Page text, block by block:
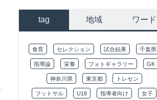
tag 地域 ワード
食育 セレクション 試合結果 千葉県
指導論 栄養 フォトギャラリー GK
神奈川県 東京都 トレセン
フットサル U18 指導者向け 女子